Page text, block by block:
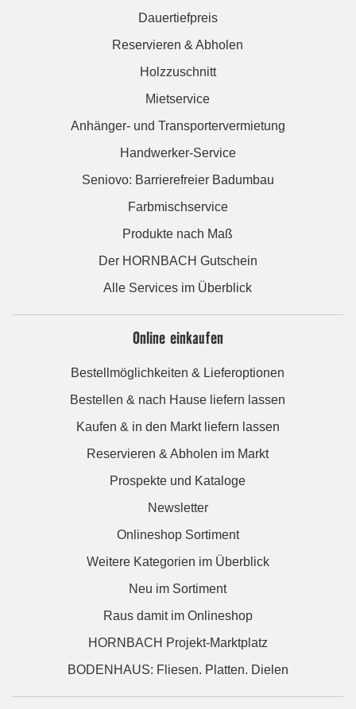
Dauertiefpreis
Reservieren & Abholen
Holzzuschnitt
Mietservice
Anhänger- und Transportervermietung
Handwerker-Service
Seniovo: Barrierefreier Badumbau
Farbmischservice
Produkte nach Maß
Der HORNBACH Gutschein
Alle Services im Überblick
Online einkaufen
Bestellmöglichkeiten & Lieferoptionen
Bestellen & nach Hause liefern lassen
Kaufen & in den Markt liefern lassen
Reservieren & Abholen im Markt
Prospekte und Kataloge
Newsletter
Onlineshop Sortiment
Weitere Kategorien im Überblick
Neu im Sortiment
Raus damit im Onlineshop
HORNBACH Projekt-Marktplatz
BODENHAUS: Fliesen. Platten. Dielen